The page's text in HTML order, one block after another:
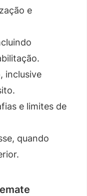
e
inclusive
e limites de
quando